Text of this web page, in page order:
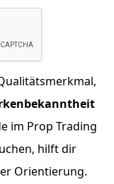
im Prop Trading
hilft dir
Orientierung.